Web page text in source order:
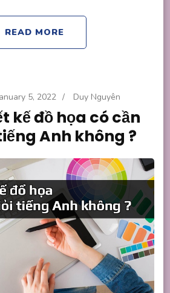
READ MORE
5, 2022 / Duy Nguyên
kế đồ họa có cần
Anh không ?